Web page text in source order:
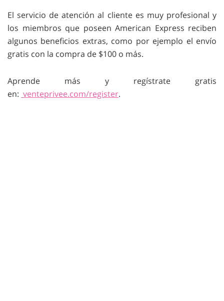
El servicio de atención al cliente es muy profesional y
los miembros que poseen American Express reciben
algunos beneficios extras, como por ejemplo el envío
gratis con la compra de $100 o más.
Aprende más y regístrate gratis
en: venteprivee.com/register.